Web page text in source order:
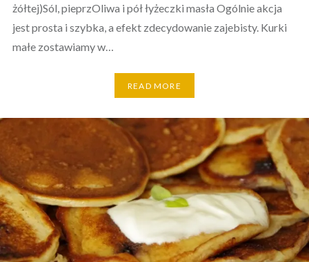
żółtej)Sól, pieprzOliwa i pół łyżeczki masła Ogólnie akcja
jest prosta i szybka, a efekt zdecydowanie zajebisty. Kurki
małe zostawiamy w…
READ MORE